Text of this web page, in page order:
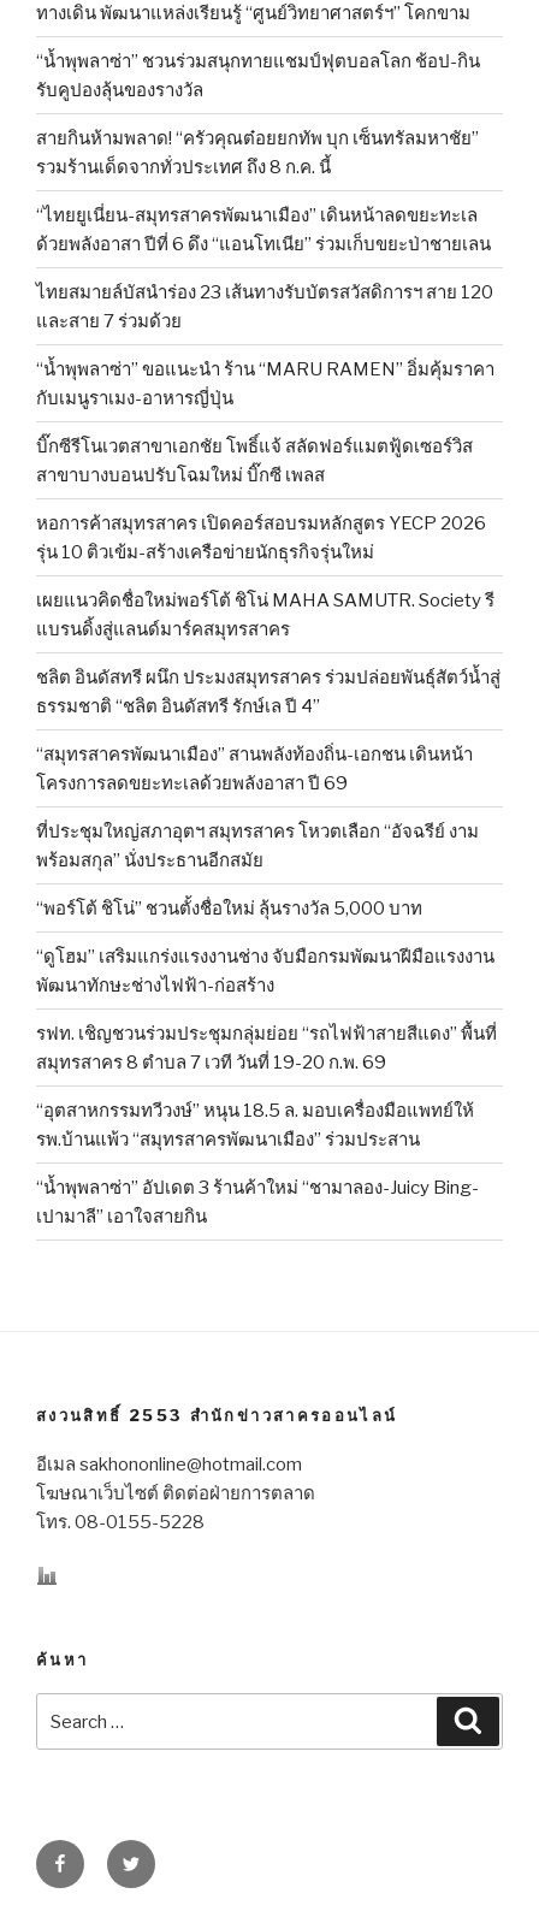
ทางเดิน พัฒนาแหล่งเรียนรู้ “ศูนย์วิทยาศาสตร์ฯ” โคกขาม
“น้ำพุพลาซ่า” ชวนร่วมสนุกทายแชมป์ฟุตบอลโลก ช้อป-กิน
รับคูปองลุ้นของรางวัล
สายกินห้ามพลาด! “ครัวคุณต๋อยยกทัพ บุก เซ็นทรัลมหาชัย”
รวมร้านเด็ดจากทั่วประเทศ ถึง 8 ก.ค. นี้
“ไทยยูเนี่ยน-สมุทรสาครพัฒนาเมือง” เดินหน้าลดขยะทะเล
ด้วยพลังอาสา ปีที่ 6 ดึง “แอนโทเนีย” ร่วมเก็บขยะป่าชายเลน
ไทยสมายล์บัสนำร่อง 23 เส้นทางรับบัตรสวัสดิการฯ สาย 120
และสาย 7 ร่วมด้วย
“น้ำพุพลาซ่า” ขอแนะนำ ร้าน “MARU RAMEN” อิ่มคุ้มราคา
กับเมนูราเมง-อาหารญี่ปุ่น
บิ๊กซีรีโนเวตสาขาเอกชัย โพธิ์แจ้ สลัดฟอร์แมตฟู้ดเซอร์วิส
สาขาบางบอนปรับโฉมใหม่ บิ๊กซี เพลส
หอการค้าสมุทรสาคร เปิดคอร์สอบรมหลักสูตร YECP 2026
รุ่น 10 ติวเข้ม-สร้างเครือข่ายนักธุรกิจรุ่นใหม่
เผยแนวคิดชื่อใหม่พอร์โต้ ชิโน่ MAHA SAMUTR. Society รี
แบรนดิ้งสู่แลนด์มาร์คสมุทรสาคร
ชลิต อินดัสทรี ผนึก ประมงสมุทรสาคร ร่วมปล่อยพันธุ์สัตว์น้ำสู่
ธรรมชาติ “ชลิต อินดัสทรี รักษ์เล ปี 4”
“สมุทรสาครพัฒนาเมือง” สานพลังท้องถิ่น-เอกชน เดินหน้า
โครงการลดขยะทะเลด้วยพลังอาสา ปี 69
ที่ประชุมใหญ่สภาอุตฯ สมุทรสาคร โหวตเลือก “อัจฉรีย์ งาม
พร้อมสกุล” นั่งประธานอีกสมัย
“พอร์โต้ ชิโน่” ชวนตั้งชื่อใหม่ ลุ้นรางวัล 5,000 บาท
“ดูโฮม” เสริมแกร่งแรงงานช่าง จับมือกรมพัฒนาฝีมือแรงงาน
พัฒนาทักษะช่างไฟฟ้า-ก่อสร้าง
รฟท. เชิญชวนร่วมประชุมกลุ่มย่อย “รถไฟฟ้าสายสีแดง” พื้นที่
สมุทรสาคร 8 ตำบล 7 เวที วันที่ 19-20 ก.พ. 69
“อุตสาหกรรมทวีวงษ์” หนุน 18.5 ล. มอบเครื่องมือแพทย์ให้
รพ.บ้านแพ้ว “สมุทรสาครพัฒนาเมือง” ร่วมประสาน
“น้ำพุพลาซ่า” อัปเดต 3 ร้านค้าใหม่ “ชามาลอง-Juicy Bing-
เปามาลี” เอาใจสายกิน
สงวนสิทธิ์ 2553 สำนักข่าวสาครออนไลน์
อีเมล sakhononline@hotmail.com
โฆษณาเว็บไซต์ ติดต่อฝ่ายการตลาด
โทร. 08-0155-5228
ค้นหา
FacebookTwitter